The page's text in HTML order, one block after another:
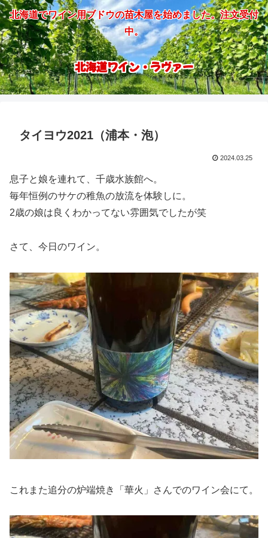
北海道でワイン用ブドウの苗木屋を始めました。注文受付
中。
北海道ワイン・ラヴァー
タイヨウ2021（浦本・泡）
2024.03.25
息子と娘を連れて、千歳水族館へ。
毎年恒例のサケの稚魚の放流を体験しに。
2歳の娘は良くわかってない雰囲気でしたが笑
さて、今日のワイン。
これまた追分の炉端焼き「華火」さんでのワイン会にて。